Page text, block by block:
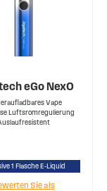
eGo NexO
Vape
Luftsromregulierung
1 Flasche E-Liquid
Sie als